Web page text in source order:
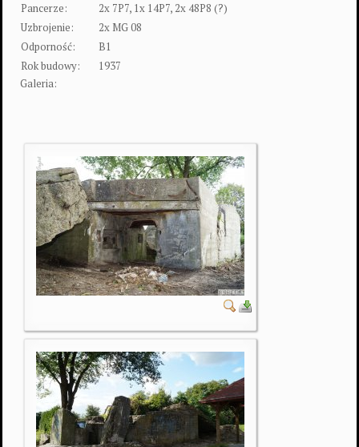
Pancerze:
2x 7P7, 1x 14P7, 2x 48P8 (?)
Uzbrojenie:
2x MG 08
Odporność:
B1
Rok budowy:
1937
Galeria: